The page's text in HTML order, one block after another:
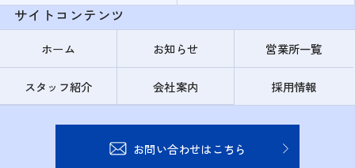
サイトコンテンツ
ホーム お知らせ 営業所一覧
スタッフ紹介 会社案内 採用情報
お問い合わせはこちら